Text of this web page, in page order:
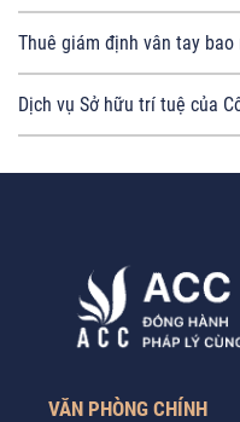
Thuê giám định vân tay bao
Dịch vụ Sở hữu trí tuệ của
VĂN PHÒNG CHÍNH